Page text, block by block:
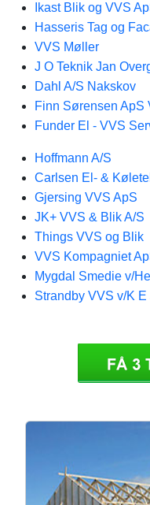
Ikast Blik og VVS
Hasseris Tag og
VVS Møller
J O Teknik Jan
Dahl A/S Nakskov
Finn Sørensen ApS
Funder El - VVS
Hoffmann A/S
Carlsen El- &
Gjersing VVS ApS
JK+ VVS & Blik A/S
Things VVS og Blik
VVS Kompagniet
Mygdal Smedie v/
Strandby VVS v/K E